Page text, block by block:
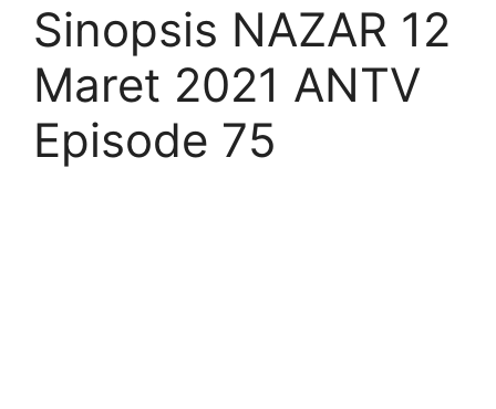
Sinopsis NAZAR 12
Maret 2021 ANTV
Episode 75